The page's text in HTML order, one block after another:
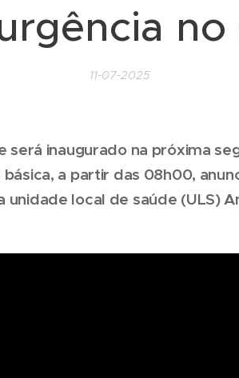
no
11-07-2025
será inaugurado na próxima
a partir das 08h00,
local de saúde (ULS)